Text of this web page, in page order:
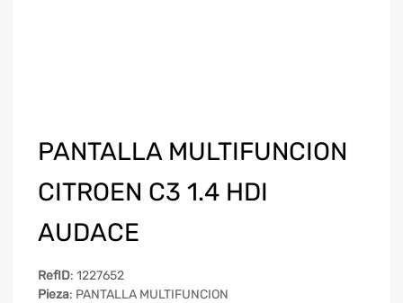
PANTALLA MULTIFUNCION
CITROEN C3 1.4 HDI
AUDACE
RefID: 1227652
Pieza: PANTALLA MULTIFUNCION